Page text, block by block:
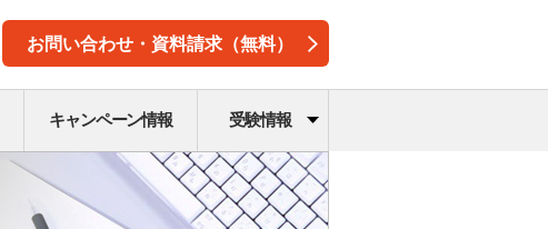
お問い合わせ・資料請求（無料）
キャンペーン情報 受験情報